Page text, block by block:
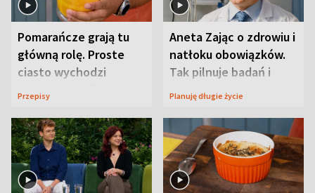
Pomarańcze grają tu
główną rolę. Proste
ciasto wychodzi
wyjątkowo wilgotne
Przepisy
Aneta Zając o zdrowiu i
natłoku obowiązków.
Tak pilnuje badań i
wizyt
Planuję długie życie